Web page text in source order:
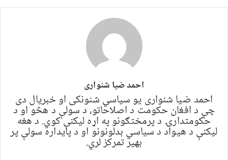
احمد ضیا شنواری
احمد ضیا شنواری یو سياسي شنونکی او خبریال دی
چې د افغان حکومت د اصلاحاتو، د سولې د هڅو او د
حکومتدارۍ د پرمختګونو په اړه لیکنې کوي. د هغه
لیکنې د هیواد د سیاسي بدلونونو او د پایداره سولې پر
بهیر تمرکز لري.